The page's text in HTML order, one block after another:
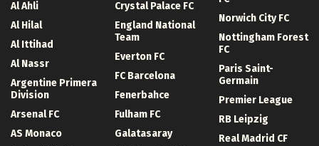
Al Ahli
Al Hilal
Al Ittihad
Al Nassr
Argentine Primera
Division
Arsenal FC
AS Monaco
Crystal Palace FC
England National
Team
Everton FC
FC Barcelona
Fenerbahce
Fulham FC
Galatasaray
Norwich City FC
Nottingham Forest
FC
Paris Saint-
Germain
Premier League
RB Leipzig
Real Madrid CF